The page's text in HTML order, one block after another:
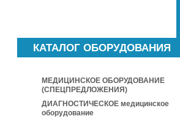
КАТАЛОГ ОБОРУДОВАНИЯ
МЕДИЦИНСКОЕ ОБОРУДОВАНИЕ
(СПЕЦПРЕДЛОЖЕНИЯ)
ДИАГНОСТИЧЕСКОЕ медицинское
оборудование